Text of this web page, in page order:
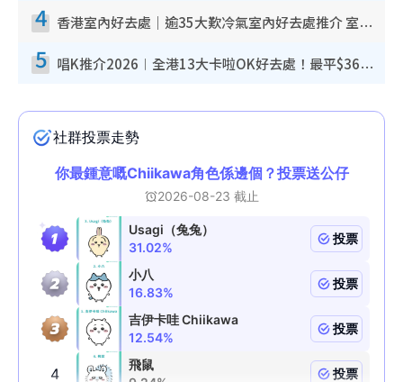
4 香港室內好去處｜逾35大歎冷氣室內好去處推介 室內活動免費避雨無懼落雨
5 唱K推介2026︱全港13大卡啦OK好去處！最平$36起 日文K都有！(附地址+收費詳情)